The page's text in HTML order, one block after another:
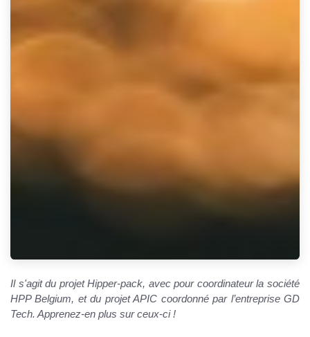
Il s'agit du projet Hipper-pack, avec pour coordinateur la société
HPP Belgium, et du projet APIC coordonné par l’entreprise GD
Tech. Apprenez-en plus sur ceux-ci !